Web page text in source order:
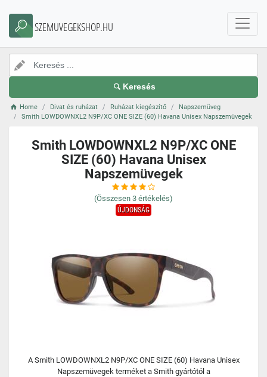
SZEMUVEGEKSHOP.HU
Keresés
Home Divat és ruházat Ruházat kiegészítő
Napszemüveg
Smith LOWDOWNXL2 N9P/XC ONE SIZE (60) Havana Unisex Napszemüvegek
Smith LOWDOWNXL2 N9P/XC ONE
SIZE (60) Havana Unisex
Napszemüvegek
(Összesen 3 értékelés)
ÚJDONSÁG
A Smith LOWDOWNXL2 N9P/XC ONE SIZE (60) Havana Unisex
Napszemüvegek terméket a Smith gyártótól a